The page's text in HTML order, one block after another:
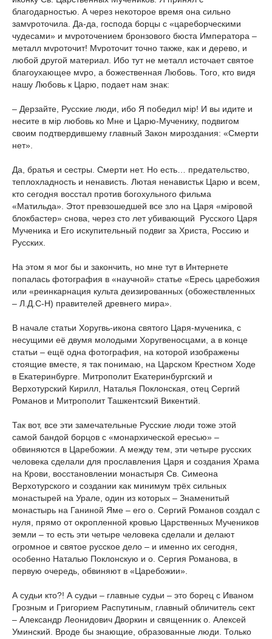
благодарностью. А через некоторое время она сильно
замvроточила. Да-да, господа борцы с «цареборческими
чудесами» и мvроточением бронзового бюста Императора –
металл мvроточит! Мvроточит точно также, как и дерево, и
любой другой материал. Ибо тут не металл источает святое
благоухающее мvро, а божественная Любовь. Того, кто видя
нашу Любовь к Царю, подает нам знак:
– Дерзайте, Русские люди, ибо Я победил мiр! И вы идите и
несите в мiр любовь ко Мне и Царю-Мученику, подвигом
своим подтвердившему главный Закон мироздания: «Смерти
нет».
Да, братья и сестры. Смерти нет. Но есть… предательство,
теплохладность и ненависть. Лютая ненавистьк Царю и всем,
кто сегодня восстал против богохульного фильма
«Матильда». Этот превзошедшей все зло на Царя «мiровой
блокбастер» снова, через сто лет убивающий Русского Царя
Мученика и Его искупительный подвиг за Христа, Россию и
Русских.
На этом я мог бы и закончить, но мне тут в Интернете
попалась фотография в «научной» статье «Ересь царебожия
или «реинкарнация культа деизированных (обожествленных
– Л.Д.С-Н) правителей древнего мира».
В начале статьи Хоругвь-икона святого Царя-мученика, с
несущими её двумя молодыми Хоругвеносцами, а в конце
статьи – ещё одна фотография, на которой изображены
стоящие вместе, я так понимаю, на Царском Крестном Ходе
в Екатеринбурге. Митрополит Екатеринбургский и
Верхотурский Кирилл, Наталья Поклонская, отец Сергий
Романов и Митрополит Ташкентский Викентий.
Так вот, все эти замечательные Русские люди тоже этой
самой бандой борцов с «монархической ересью» –
обвиняются в Царебожии. А между тем, эти четыре русских
человека сделали для прославления Царя и создания Храма
на Крови, восстановлении монастыря Св. Симеона
Верхотурского и создании как минимум трёх сильных
монастырей на Урале, один из которых – Знаменитый
монастырь на Ганиной Яме – его о. Сергий Романов создал с
нуля, прямо от окропленной кровью Царственных Мучеников
земли – то есть эти четыре человека сделали и делают
огромное и святое русское дело – и именно их сегодня,
особенно Наталью Поклонскую и о. Сергия Романова, в
первую очередь, обвиняют в «Царебожии».
А судьи кто?! А судьи – главные судьи – это борец с Иваном
Грозным и Григорием Распутиным, главный обличитель сект
– Александр Леонидович Дворкин и священник о. Алексей
Уминский. Вроде бы знающие, образованные люди. Только